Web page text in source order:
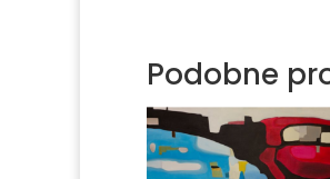
Podobne